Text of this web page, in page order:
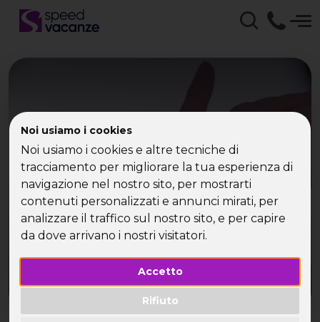
Noi usiamo i cookies
Noi usiamo i cookies e altre tecniche di
tracciamento per migliorare la tua esperienza di
navigazione nel nostro sito, per mostrarti
contenuti personalizzati e annunci mirati, per
analizzare il traffico sul nostro sito, e per capire
da dove arrivano i nostri visitatori.
Accetto
Rifiuto
Crociera single
Capodanno 2017
Capodanno per single in crociera